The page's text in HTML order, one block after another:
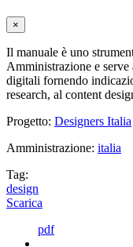
×
Il manuale è uno
Amministrazione e
digitali fornendo
research, al content
Progetto: Designers Italia
Amministrazione: italia
Tag:
design
Scarica
pdf